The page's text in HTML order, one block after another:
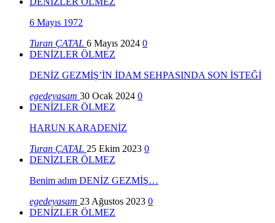
6 Mayıs 1972
Turan ÇATAL 6 Mayıs 2024 0
DENİZLER ÖLMEZ
DENİZ GEZMİŞ’İN İDAM SEHPASINDA SON İSTEĞİ
egedeyasam 30 Ocak 2024 0
DENİZLER ÖLMEZ
HARUN KARADENİZ
Turan ÇATAL 25 Ekim 2023 0
DENİZLER ÖLMEZ
Benim adım DENİZ GEZMİŞ…
egedeyasam 23 Ağustos 2023 0
DENİZLER ÖLMEZ